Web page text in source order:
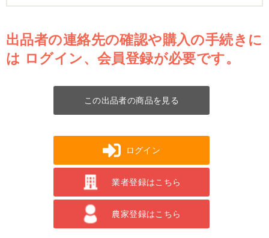
出品者の連絡先の確認や購入の手続きに
は ログイン、会員登録が必要です。
この出品者の商品を見る
ログイン
業者登録はこちら
農家登録はこちら